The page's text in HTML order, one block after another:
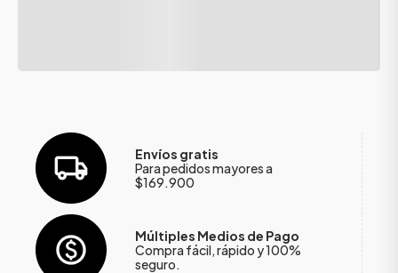
Envíos gratis
Para pedidos mayores a
$169.900
Múltiples Medios de Pago
Compra fácil, rápido y 100%
seguro.